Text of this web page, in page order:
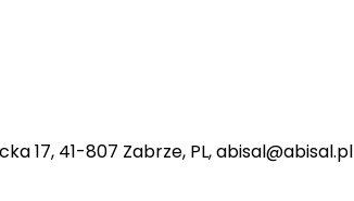
17, 41-807 Zabrze, PL, abisal@abisal.pl